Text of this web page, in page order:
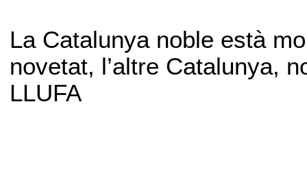
La Catalunya noble està
novetat, l’altre Catalunya,
LLUFA